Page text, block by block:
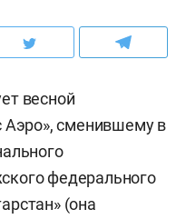
весной
Аэро», сменившему в
федерального
(она